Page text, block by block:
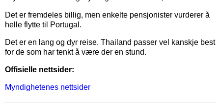
Det er fremdeles billig, men enkelte pensjonister vurderer å
helle flytte til Portugal.
Det er en lang og dyr reise. Thailand passer vel kanskje best
for de som har tenkt å være der en stund.
Offisielle nettsider:
Myndighetenes nettsider